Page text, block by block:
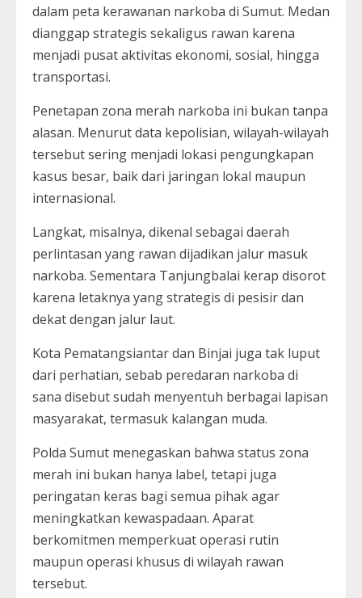
dalam peta kerawanan narkoba di Sumut. Medan
dianggap strategis sekaligus rawan karena
menjadi pusat aktivitas ekonomi, sosial, hingga
transportasi.
Penetapan zona merah narkoba ini bukan tanpa
alasan. Menurut data kepolisian, wilayah-wilayah
tersebut sering menjadi lokasi pengungkapan
kasus besar, baik dari jaringan lokal maupun
internasional.
Langkat, misalnya, dikenal sebagai daerah
perlintasan yang rawan dijadikan jalur masuk
narkoba. Sementara Tanjungbalai kerap disorot
karena letaknya yang strategis di pesisir dan
dekat dengan jalur laut.
Kota Pematangsiantar dan Binjai juga tak luput
dari perhatian, sebab peredaran narkoba di
sana disebut sudah menyentuh berbagai lapisan
masyarakat, termasuk kalangan muda.
Polda Sumut menegaskan bahwa status zona
merah ini bukan hanya label, tetapi juga
peringatan keras bagi semua pihak agar
meningkatkan kewaspadaan. Aparat
berkomitmen memperkuat operasi rutin
maupun operasi khusus di wilayah rawan
tersebut.